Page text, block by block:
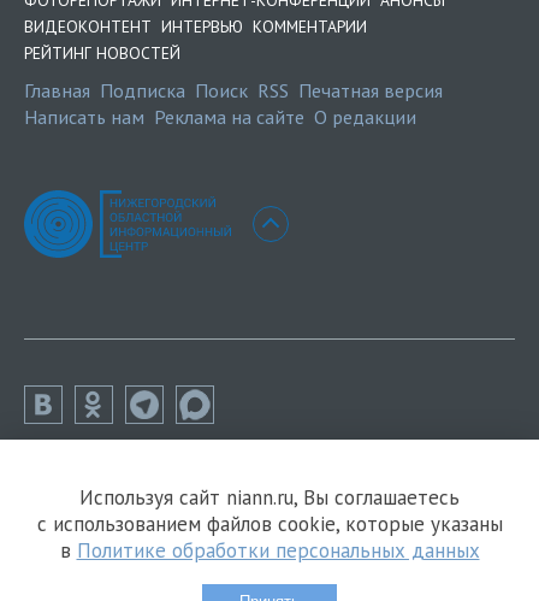
ВИДЕОКОНТЕНТ ИНТЕРВЬЮ КОММЕНТАРИИ
РЕЙТИНГ НОВОСТЕЙ
Главная Подписка Поиск RSS Печатная версия
Написать нам Реклама на сайте О редакции
Используя сайт niann.ru, Вы соглашаетесь
с использованием файлов cookie, которые указаны
в Политике обработки персональных данных